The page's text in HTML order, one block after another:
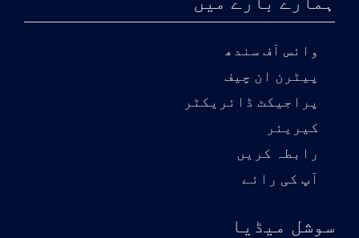
وائس آف سندھ
پیٹرن ان چیف
پراجیکٹ ڈائریکٹر
کیریئر
رابطہ کریں
آپ کی رائے
سوشل میڈیا